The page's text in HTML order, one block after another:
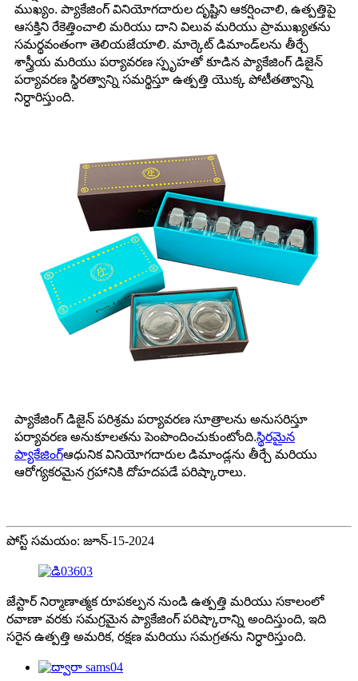
ముఖ్యం. ప్యాకేజింగ్ వినియోగదారుల దృష్టిని ఆకర్షించాలి, ఉత్పత్తిపై
ఆసక్తిని రేకెత్తించాలి మరియు దాని విలువ మరియు ప్రాముఖ్యతను
సమర్థవంతంగా తెలియజేయాలి. మార్కెట్ డిమాండ్‌లను తీర్చే
శాస్త్రీయ మరియు పర్యావరణ స్పృహతో కూడిన ప్యాకేజింగ్ డిజైన్
పర్యావరణ స్థిరత్వాన్ని సమర్థిస్తూ ఉత్పత్తి యొక్క పోటీతత్వాన్ని
నిర్ధారిస్తుంది.
ప్యాకేజింగ్ డిజైన్ పరిశ్రమ పర్యావరణ సూత్రాలను అనుసరిస్తూ
పర్యావరణ అనుకూలతను పెంపొందించుకుంటోంది.స్థిరమైన
ప్యాకేజింగ్ఆధునిక వినియోగదారుల డిమాండ్లను తీర్చే మరియు
ఆరోగ్యకరమైన గ్రహానికి దోహదపడే పరిష్కారాలు.
పోస్ట్ సమయం: జూన్-15-2024
జేస్టార్ నిర్మాణాత్మక రూపకల్పన నుండి ఉత్పత్తి మరియు సకాలంలో
రవాణా వరకు సమగ్రమైన ప్యాకేజింగ్ పరిష్కారాన్ని అందిస్తుంది, ఇది
సరైన ఉత్పత్తి అమరిక, రక్షణ మరియు సమగ్రతను నిర్ధారిస్తుంది.